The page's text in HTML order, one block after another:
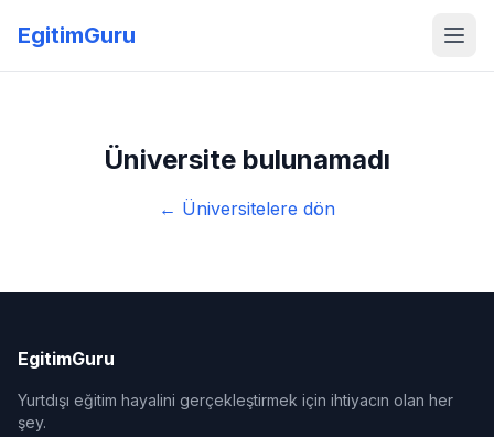
EgitimGuru
Üniversite bulunamadı
← Üniversitelere dön
EgitimGuru
Yurtdışı eğitim hayalini gerçekleştirmek için ihtiyacın olan her
şey.